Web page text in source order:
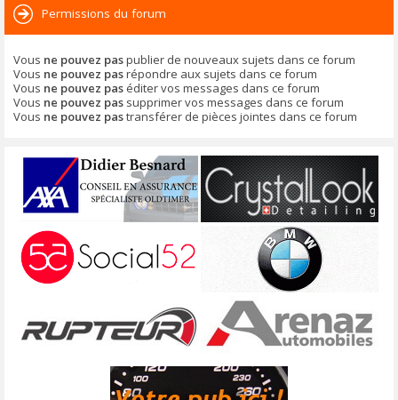
Permissions du forum
Vous ne pouvez paspublier de nouveaux sujets dans ce forum
Vous ne pouvez pasrépondre aux sujets dans ce forum
Vous ne pouvez pas éditer vos messages dans ce forum
Vous ne pouvez pas supprimer vos messages dans ce forum
Vous ne pouvez pastransférer de pièces jointes dans ce forum